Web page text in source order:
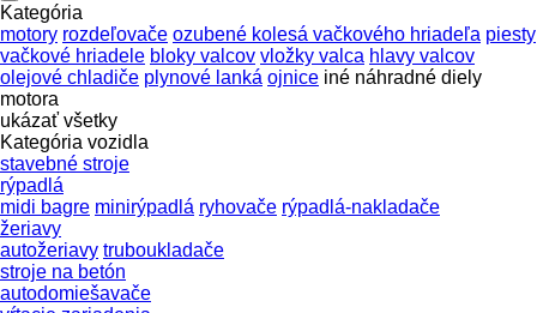
Kategória
motory rozdeľovače ozubené kolesá vačkového hriadeľa piesty
vačkové hriadele bloky valcov vložky valca hlavy valcov
olejové chladiče plynové lanká ojnice iné náhradné diely
motora
ukázať všetky
Kategória vozidla
stavebné stroje
rýpadlá
midi bagre minirýpadlá ryhovače rýpadlá-nakladače
žeriavy
autožeriavy truboukladače
stroje na betón
autodomiešavače